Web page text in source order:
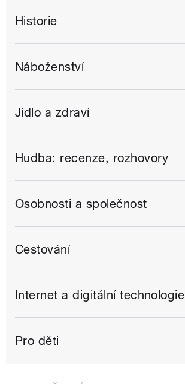
Historie
Náboženství
Jídlo a zdraví
Hudba: recenze, rozhovory
Osobnosti a společnost
Cestování
Internet a digitální technologie
Pro děti